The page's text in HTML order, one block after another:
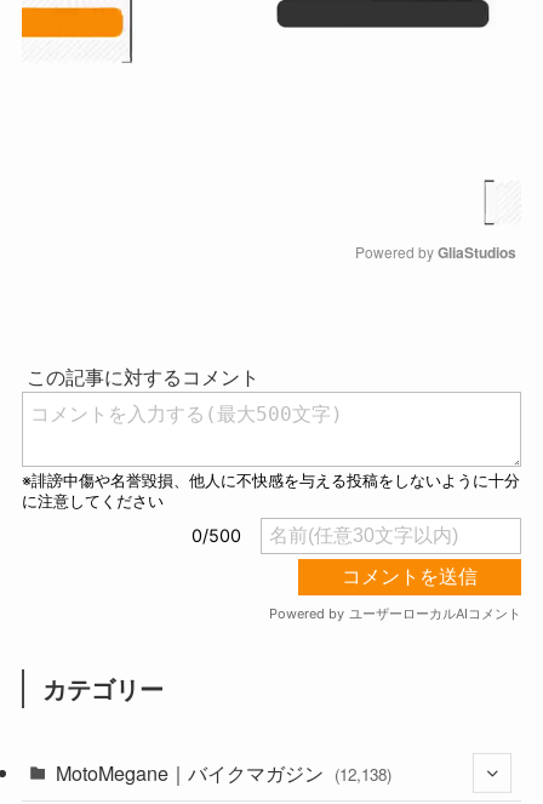
Powered by GliaStudios
カテゴリー
MotoMegane｜バイクマガジン (12,138)